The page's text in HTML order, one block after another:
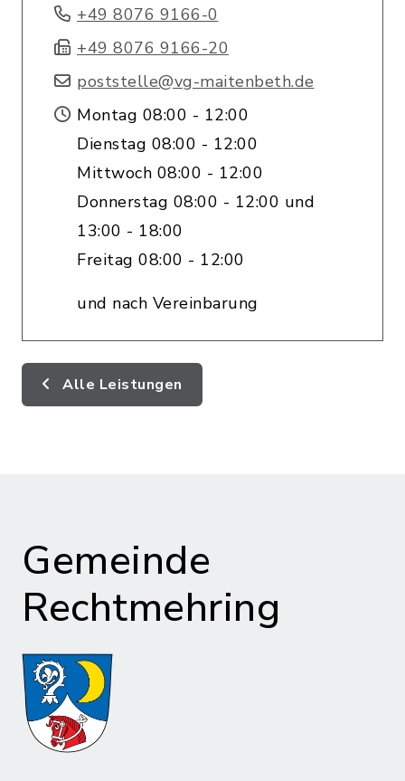
+49 8076 9166-0
+49 8076 9166-20
poststelle@vg-maitenbeth.de
Montag 08:00 - 12:00
Dienstag 08:00 - 12:00
Mittwoch 08:00 - 12:00
Donnerstag 08:00 - 12:00 und
13:00 - 18:00
Freitag 08:00 - 12:00
und nach Vereinbarung
Alle Leistungen
Gemeinde
Rechtmehring